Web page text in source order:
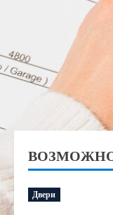
Двери